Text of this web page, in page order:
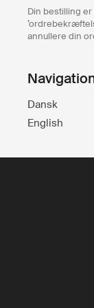
Din bestilling
annullere din
Dansk
English